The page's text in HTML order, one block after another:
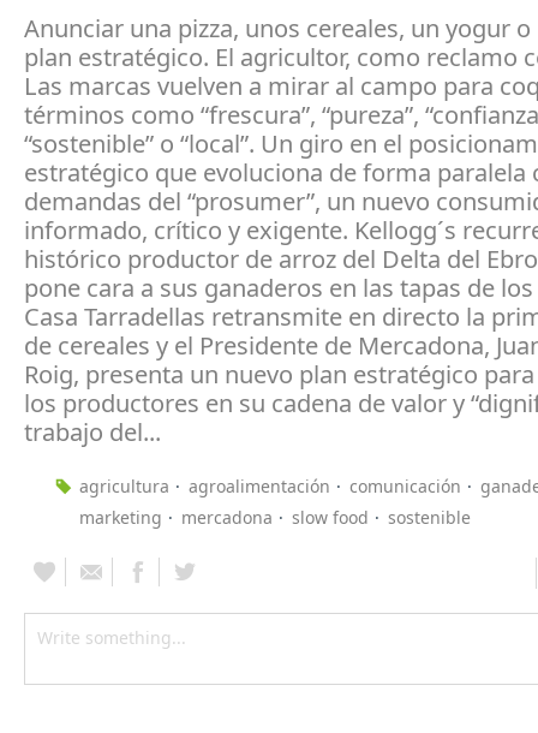
Anunciar una pizza, unos cereales, un yogur
plan estratégico. El agricultor, como reclamo
Las marcas vuelven a mirar al campo para
términos como “frescura”, “pureza”,
“sostenible” o “local”. Un giro en el
estratégico que evoluciona de forma paralela
demandas del “prosumer”, un nuevo
informado, crítico y exigente. Kellogg´s
histórico productor de arroz del Delta del
pone cara a sus ganaderos en las tapas de
Casa Tarradellas retransmite en directo la
de cereales y el Presidente de Mercadona,
Roig, presenta un nuevo plan estratégico
los productores en su cadena de valor y
trabajo del...
agricultura agroalimentación comunicación
marketing
mercadona slow food sostenible